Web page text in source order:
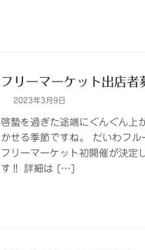
フリーマーケット出店者
2023年3月9日
啓蟄を過ぎた途端にぐんぐん上
かせる季節ですね。 だいわフ
フリーマーケット初開催が決定
す‼ 詳細は […]